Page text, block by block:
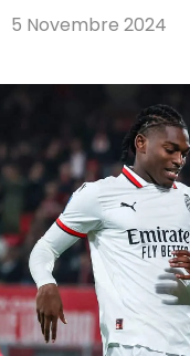
5 Novembre 2024